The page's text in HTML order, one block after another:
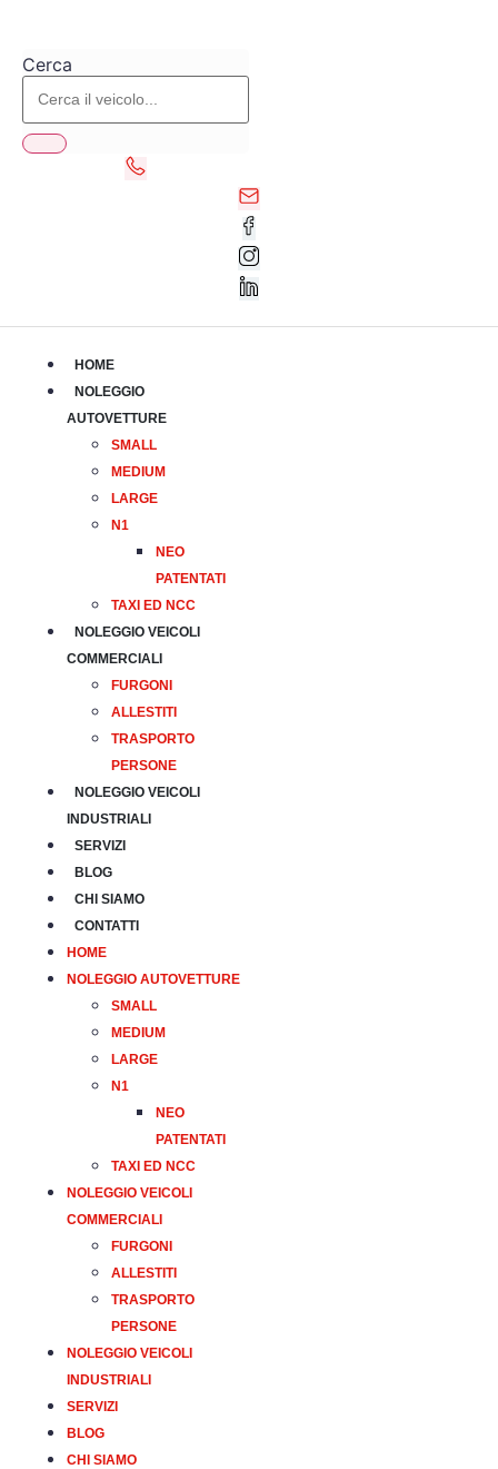
contenuto
Cerca
HOME
NOLEGGIO
AUTOVETTURE
SMALL
MEDIUM
LARGE
N1
NEO
PATENTATI
TAXI ED NCC
NOLEGGIO VEICOLI
COMMERCIALI
FURGONI
ALLESTITI
TRASPORTO
PERSONE
NOLEGGIO VEICOLI
INDUSTRIALI
SERVIZI
BLOG
CHI SIAMO
CONTATTI
HOME
NOLEGGIO AUTOVETTURE
SMALL
MEDIUM
LARGE
N1
NEO
PATENTATI
TAXI ED NCC
NOLEGGIO VEICOLI
COMMERCIALI
FURGONI
ALLESTITI
TRASPORTO
PERSONE
NOLEGGIO VEICOLI
INDUSTRIALI
SERVIZI
BLOG
CHI SIAMO